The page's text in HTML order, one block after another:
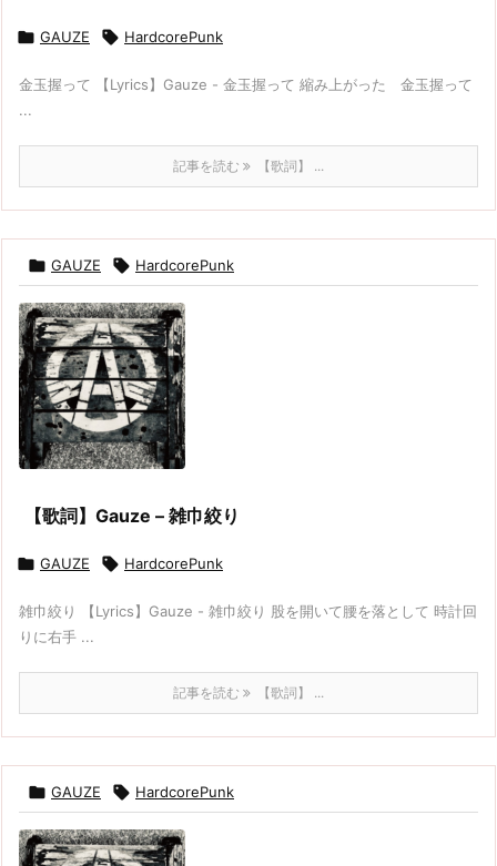
 GAUZE  HardcorePunk
金玉握って 【Lyrics】Gauze - 金玉握って 縮み上がった 金玉握って
...
記事を読む 【歌詞】 ...
 GAUZE  HardcorePunk
【歌詞】Gauze – 雑巾絞り
 GAUZE  HardcorePunk
雑巾絞り 【Lyrics】Gauze - 雑巾絞り 股を開いて腰を落として 時計回
りに右手 ...
記事を読む 【歌詞】 ...
 GAUZE  HardcorePunk